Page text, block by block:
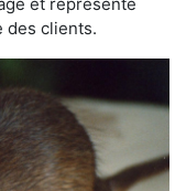
des clients.